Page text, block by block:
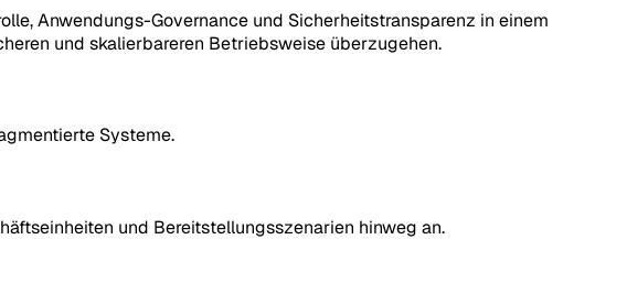
Anwendungs-Governance und Sicherheitstransparenz in einem
und skalierbareren Betriebsweise überzugehen.
Systeme.
und Bereitstellungsszenarien hinweg an.